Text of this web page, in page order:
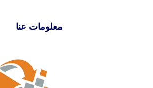
معلومات عنا